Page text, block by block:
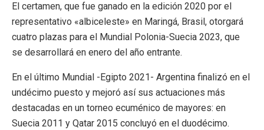
El certamen, que fue ganado en la edición 2020 por el
representativo «albiceleste» en Maringá, Brasil, otorgará
cuatro plazas para el Mundial Polonia-Suecia 2023, que
se desarrollará en enero del año entrante.
En el último Mundial -Egipto 2021- Argentina finalizó en el
undécimo puesto y mejoró así sus actuaciones más
destacadas en un torneo ecuménico de mayores: en
Suecia 2011 y Qatar 2015 concluyó en el duodécimo.